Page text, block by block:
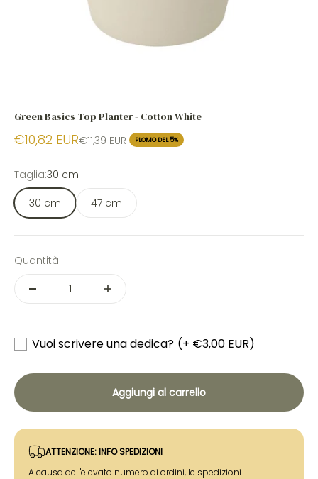
Green Basics Top Planter - Cotton White
€10,82 EUR€11,39 EUR PLOMO DEL 5%
Taglia:30 cm
30 cm
47 cm
Quantità:
Vuoi scrivere una dedica? (+ €3,00 EUR)
Aggiungi al carrello
ATTENZIONE: INFO SPEDIZIONI
A causa dell'elevato numero di ordini, le spedizioni